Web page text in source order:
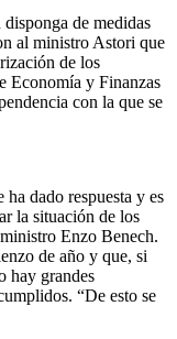
de medidas
al ministro Astori que
de los
Economía y Finanzas
con la que se
dado respuesta y es
la situación de los
Enzo Benech.
de año y que, si
hay grandes
“De esto se